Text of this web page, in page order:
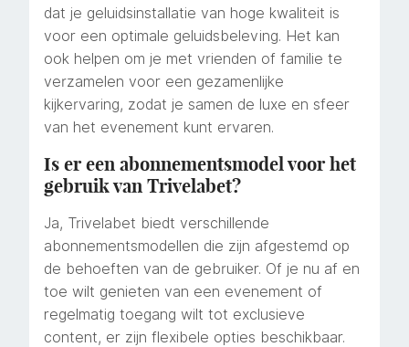
dat je geluidsinstallatie van hoge kwaliteit is
voor een optimale geluidsbeleving. Het kan
ook helpen om je met vrienden of familie te
verzamelen voor een gezamenlijke
kijkervaring, zodat je samen de luxe en sfeer
van het evenement kunt ervaren.
Is er een abonnementsmodel voor het
gebruik van Trivelabet?
Ja, Trivelabet biedt verschillende
abonnementsmodellen die zijn afgestemd op
de behoeften van de gebruiker. Of je nu af en
toe wilt genieten van een evenement of
regelmatig toegang wilt tot exclusieve
content, er zijn flexibele opties beschikbaar.